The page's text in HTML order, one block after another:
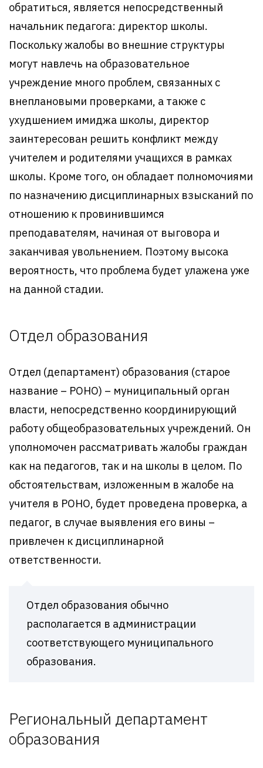
обратиться, является непосредственный
начальник педагога: директор школы.
Поскольку жалобы во внешние структуры
могут навлечь на образовательное
учреждение много проблем, связанных с
внеплановыми проверками, а также с
ухудшением имиджа школы, директор
заинтересован решить конфликт между
учителем и родителями учащихся в рамках
школы. Кроме того, он обладает полномочиями
по назначению дисциплинарных взысканий по
отношению к провинившимся
преподавателям, начиная от выговора и
заканчивая увольнением. Поэтому высока
вероятность, что проблема будет улажена уже
на данной стадии.
Отдел образования
Отдел (департамент) образования (старое
название – РОНО) – муниципальный орган
власти, непосредственно координирующий
работу общеобразовательных учреждений. Он
уполномочен рассматривать жалобы граждан
как на педагогов, так и на школы в целом. По
обстоятельствам, изложенным в жалобе на
учителя в РОНО, будет проведена проверка, а
педагог, в случае выявления его вины –
привлечен к дисциплинарной
ответственности.
Отдел образования обычно
располагается в администрации
соответствующего муниципального
образования.
Региональный департамент
образования